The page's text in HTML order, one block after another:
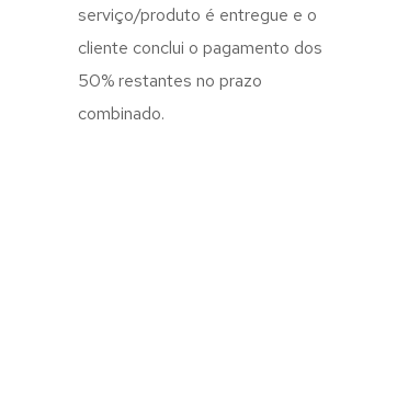
serviço/produto é entregue e o
cliente conclui o pagamento dos
50% restantes no prazo
combinado.